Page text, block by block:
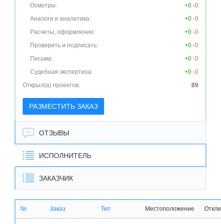
Осмотры:
+0 -0
Аналоги и аналитика:
+0 -0
Расчеты, оформление:
+0 -0
Проверить и подписать:
+0 -0
Письма:
+0 -0
Судебная экспертиза:
+0 -0
Открыл(а) проектов:
89
РАЗМЕСТИТЬ ЗАКАЗ
ОТЗЫВЫ
ИСПОЛНИТЕЛЬ
ЗАКАЗЧИК
№ Заказ Тип Местоположение